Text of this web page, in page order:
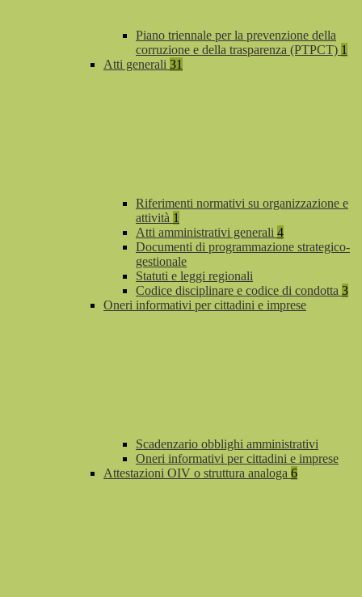
Piano triennale per la prevenzione della
corruzione e della trasparenza (PTPCT) 1
Atti generali 31
Riferimenti normativi su organizzazione e
attività 1
Atti amministrativi generali 4
Documenti di programmazione strategico-
gestionale
Statuti e leggi regionali
Codice disciplinare e codice di condotta 3
Oneri informativi per cittadini e imprese
Scadenzario obblighi amministrativi
Oneri informativi per cittadini e imprese
Attestazioni OIV o struttura analoga 6